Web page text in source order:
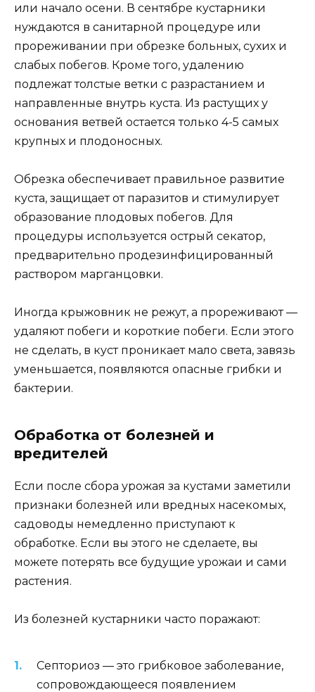
или начало осени. В сентябре кустарники
нуждаются в санитарной процедуре или
прореживании при обрезке больных, сухих и
слабых побегов. Кроме того, удалению
подлежат толстые ветки с разрастанием и
направленные внутрь куста. Из растущих у
основания ветвей остается только 4-5 самых
крупных и плодоносных.
Обрезка обеспечивает правильное развитие
куста, защищает от паразитов и стимулирует
образование плодовых побегов. Для
процедуры используется острый секатор,
предварительно продезинфицированный
раствором марганцовки.
Иногда крыжовник не режут, а прореживают —
удаляют побеги и короткие побеги. Если этого
не сделать, в куст проникает мало света, завязь
уменьшается, появляются опасные грибки и
бактерии.
Обработка от болезней и
вредителей
Если после сбора урожая за кустами заметили
признаки болезней или вредных насекомых,
садоводы немедленно приступают к
обработке. Если вы этого не сделаете, вы
можете потерять все будущие урожаи и сами
растения.
Из болезней кустарники часто поражают:
Септориоз — это грибковое заболевание,
сопровождающееся появлением